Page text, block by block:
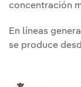
concentración
En líneas
se produce